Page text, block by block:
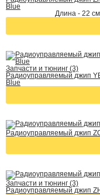
Blue
Длина - 22
Запчасти и тюнинг (3)
Радиоуправляемый джип
Blue
Радиоуправляемый джип
Запчасти и тюнинг (3)
Радиоуправляемый джип